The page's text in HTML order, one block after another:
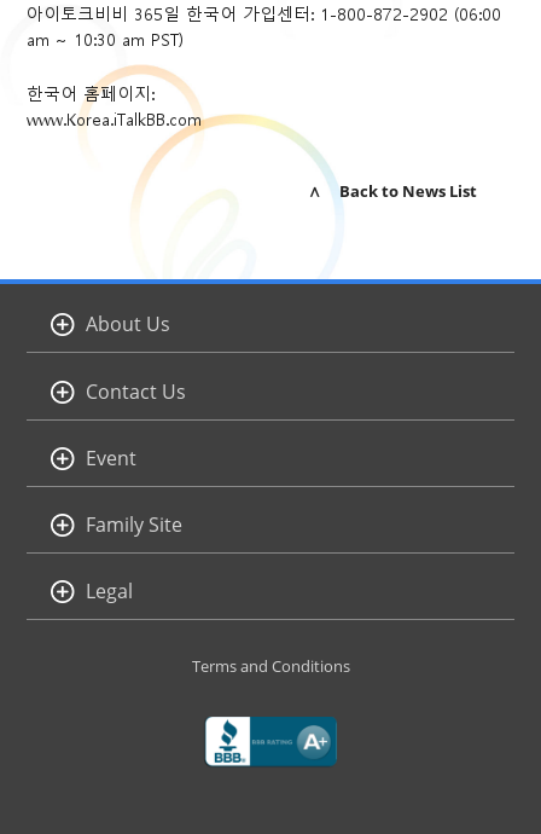
아이토크비비 365일 한국어 가입센터: 1-800-872-2902 (06:00
am ~ 10:30 am PST)
한국어 홈페이지:
www.Korea.iTalkBB.com
∧ Back to News List
About Us
Contact Us
Event
Family Site
Legal
Terms and Conditions